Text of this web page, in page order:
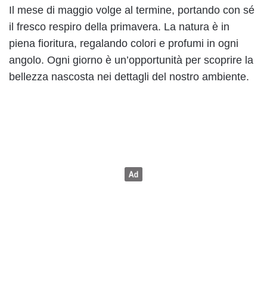
Il mese di maggio volge al termine, portando con sé
il fresco respiro della primavera. La natura è in
piena fioritura, regalando colori e profumi in ogni
angolo. Ogni giorno è un’opportunità per scoprire la
bellezza nascosta nei dettagli del nostro ambiente.